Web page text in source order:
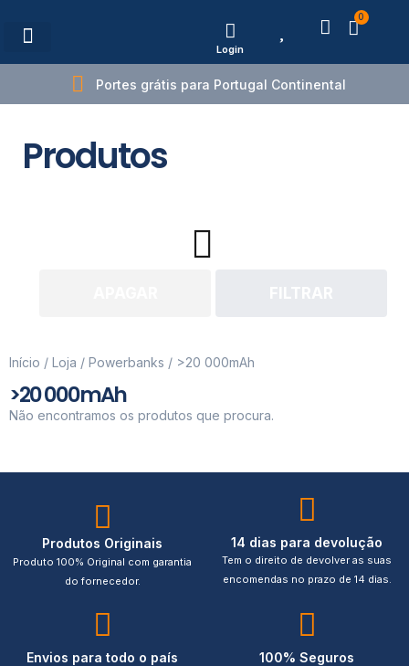
Login
0
Portes grátis para Portugal Continental
Produtos
Início / Loja / Powerbanks / >20 000mAh
>20 000mAh
Não encontramos os produtos que procura.
Produtos Originais
Produto 100% Original com garantia
do fornecedor.
14 dias para devolução
Tem o direito de devolver as suas
encomendas no prazo de 14 dias.
Envios para todo o país 100% Seguros